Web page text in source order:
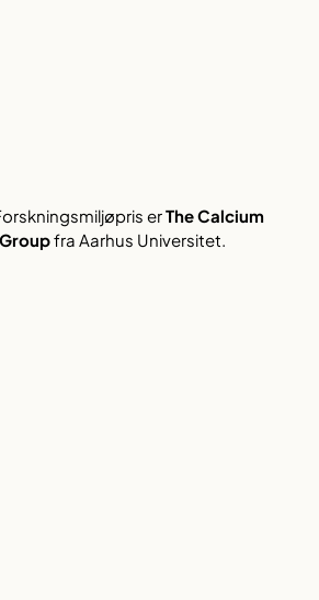
erThe Calcium
fra Aarhus Universitet.